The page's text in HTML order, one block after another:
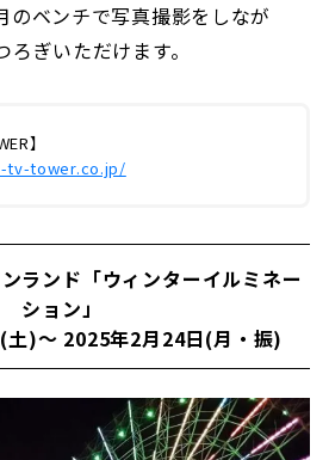
のベンチで写真撮影をしなが
ぎいただけます。
】
tv-tower.co.jp/
ランド「ウィンターイルミネー
ション」
)～ 2025年2月24日(月・振)